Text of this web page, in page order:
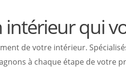
qui
de votre intérieur.
à chaque étape de votre